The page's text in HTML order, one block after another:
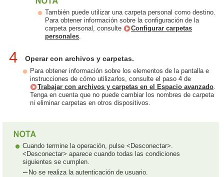
También puede utilizar una carpeta personal como destino.
Para obtener información sobre la configuración de la
carpeta personal, consulte
Configurar carpetas
personales.
4 Operar con archivos y carpetas.
Para obtener información sobre los elementos de la pantalla e
instrucciones de cómo utilizarlos, consulte el paso 4 de
Trabajar con archivos y carpetas en el Espacio avanzado.
Tenga en cuenta que no puede cambiar los nombres de carpeta
ni eliminar carpetas en otros dispositivos.
Cuando termine la operación, pulse <Desconectar>.
<Desconectar> aparece cuando todas las condiciones
siguientes se cumplen.
No se realiza la autenticación de usuario.